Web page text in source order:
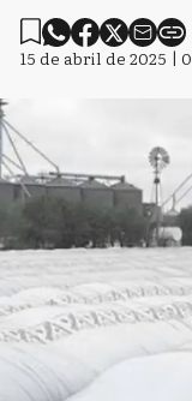
15 de abril de 2025 |